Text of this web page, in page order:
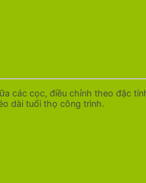
các cọc, điều chỉnh theo đặc
dài tuổi thọ công trình.